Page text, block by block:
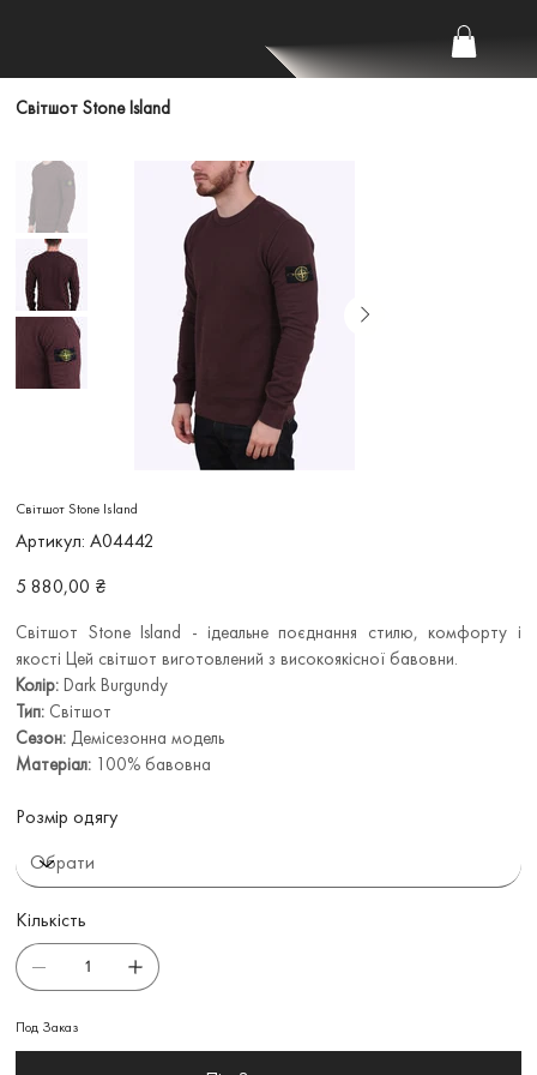
Світшот Stone Island
Світшот Stone Island
Артикул:
Артикул
A04442
A04442
Ціна
5 880,00 ₴
Світшот Stone Island - ідеальне поєднання стилю, комфорту і
якості Цей світшот виготовлений з високоякісної бавовни.
Колір: Dark Burgundy
Тип: Світшот
Сезон: Демісезонна модель
Матеріал: 100% бавовна
Розмір одягу
Кількість
Под Заказ